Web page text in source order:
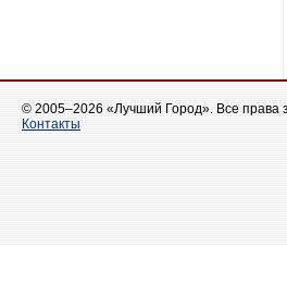
© 2005–2026 «Лучший Город». Все
Контакты